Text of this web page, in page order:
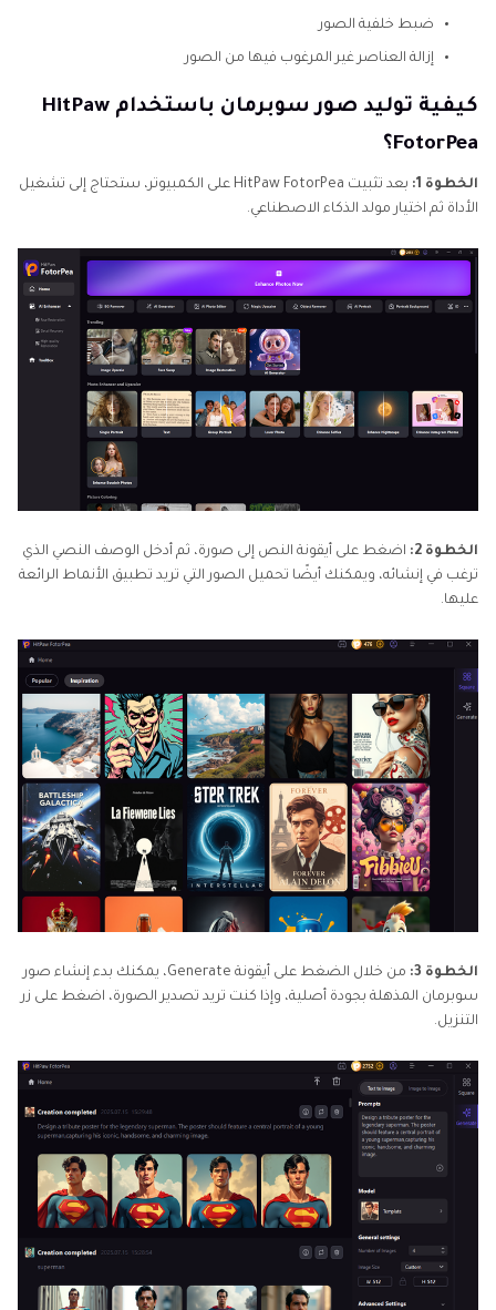
ضبط خلفية الصور
إزالة العناصر غير المرغوب فيها من الصور
كيفية توليد صور سوبرمان باستخدام HitPaw
FotorPea؟
الخطوة 1:
بعد تثبيت HitPaw FotorPea على الكمبيوتر، ستحتاج إلى تشغيل
الأداة ثم اختيار مولد الذكاء الاصطناعي.
الخطوة 2:
اضغط على أيقونة النص إلى صورة، ثم أدخل الوصف النصي الذي
ترغب في إنشائه، ويمكنك أيضًا تحميل الصور التي تريد تطبيق الأنماط الرائعة
عليها.
الخطوة 3:
من خلال الضغط على أيقونة Generate، يمكنك بدء إنشاء صور
سوبرمان المذهلة بجودة أصلية، وإذا كنت تريد تصدير الصورة، اضغط على زر
التنزيل.